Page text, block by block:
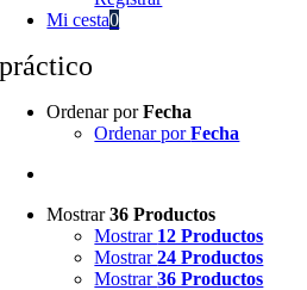
Mi cesta0
práctico
Ordenar porFecha
Ordenar porFecha
Mostrar36 Productos
Mostrar 12 Productos
Mostrar24 Productos
Mostrar36 Productos